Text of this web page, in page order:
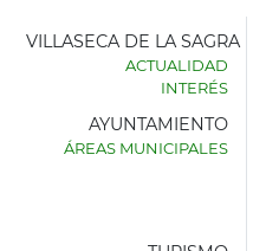
AYUNTAMIENTO
VILLASECA DE LA SAGRA
ACTUALIDAD
INTERÉS
AYUNTAMIENTO
ÁREAS MUNICIPALES